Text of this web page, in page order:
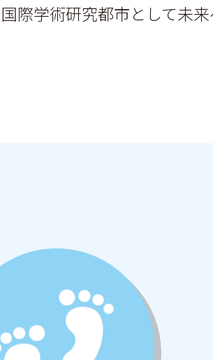
国際学術研究都市として未来